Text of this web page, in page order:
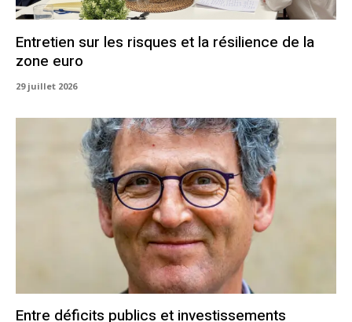
Entretien sur les risques et la résilience de la
zone euro
29 juillet 2026
Entre déficits publics et investissements